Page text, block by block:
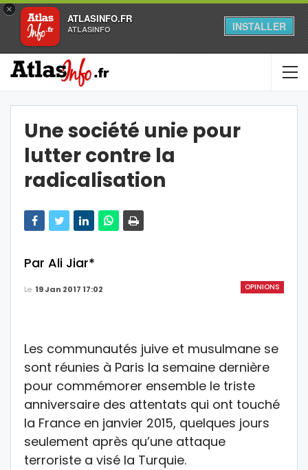
×
ATLASINFO.FR
ATLASINFO INSTALLER
Une société unie pour
lutter contre la
radicalisation
Par Ali Jiar*
OPINIONS
Le 19 Jan 2017 17:02
Les communautés juive et musulmane se
sont réunies à Paris la semaine dernière
pour commémorer ensemble le triste
anniversaire des attentats qui ont touché
la France en janvier 2015, quelques jours
seulement après qu’une attaque
terroriste a visé la Turquie.